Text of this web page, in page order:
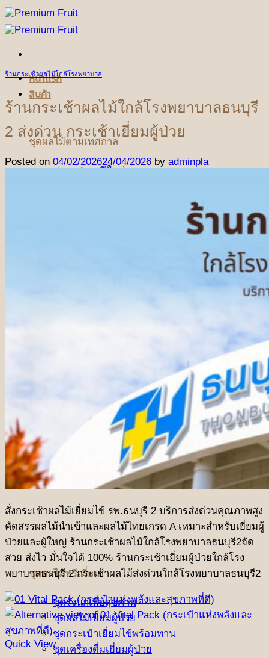
ข้าม
ไป
เนื้อหา
หน้าแรก
สินค้า
ชุดผลไม้ตามเทศกาล
ชุดเทศกาลปีใหม่
ชุดผลไม้พรีเมี่ยม
ชุดรังนกเพื่อสุขภาพ
ชุดผลไม้เยี่ยมผู้ป่วย
ชุดกระเป๋าเยี่ยมไข้พร้อมทาน
ชุดเครื่องดื่มเยี่ยมผู้ป่วย
ร้านกระเช้าผลไม้ใกล้โรงพยาบาล
ร้านกระเช้าผลไม้ใกล้โรงพยาบาลธนบุรี
2 ส่งด่วน กระเช้าเยี่ยมผู้ป่วย
Posted on 04/02/202624/04/2026 by adminpla
สั่งกระเช้าผลไม้เยี่ยมไข้ รพ.ธนบุรี 2 บริการส่งด่วนคุณภาพสูง
คัดสรรผลไม้นำเข้าและผลไม้ไทยเกรด A เหมาะสำหรับเยี่ยมผู้
ป่วยและผู้ใหญ่ ร้านกระเช้าผลไม้ใกล้โรงพยาบาลธนบุรี2จัด
สวย ส่งไว มั่นใจได้ 100% ร้านกระเช้าเยี่ยมผู้ป่วยใกล้โรง
พยาบาลธนบุรี 2 กระเช้าผลไม้ส่งด่วนใกล้โรงพยาบาลธนบุรี2
Quick View